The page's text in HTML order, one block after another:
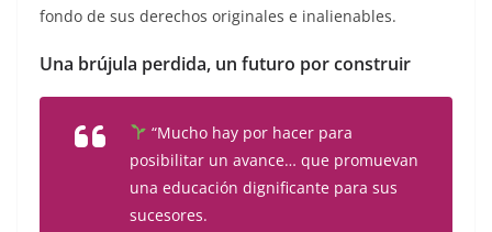
fondo de sus derechos originales e inalienables.
Una brújula perdida, un futuro por construir
“Mucho hay por hacer para
posibilitar un avance… que promuevan
una educación dignificante para sus
sucesores.